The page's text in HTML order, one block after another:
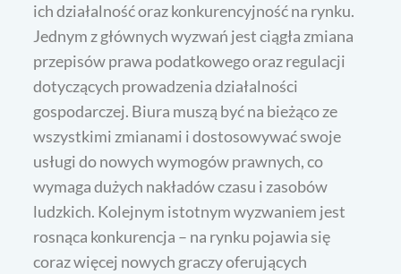
ich działalność oraz konkurencyjność na rynku.
Jednym z głównych wyzwań jest ciągła zmiana
przepisów prawa podatkowego oraz regulacji
dotyczących prowadzenia działalności
gospodarczej. Biura muszą być na bieżąco ze
wszystkimi zmianami i dostosowywać swoje
usługi do nowych wymogów prawnych, co
wymaga dużych nakładów czasu i zasobów
ludzkich. Kolejnym istotnym wyzwaniem jest
rosnąca konkurencja – na rynku pojawia się
coraz więcej nowych graczy oferujących